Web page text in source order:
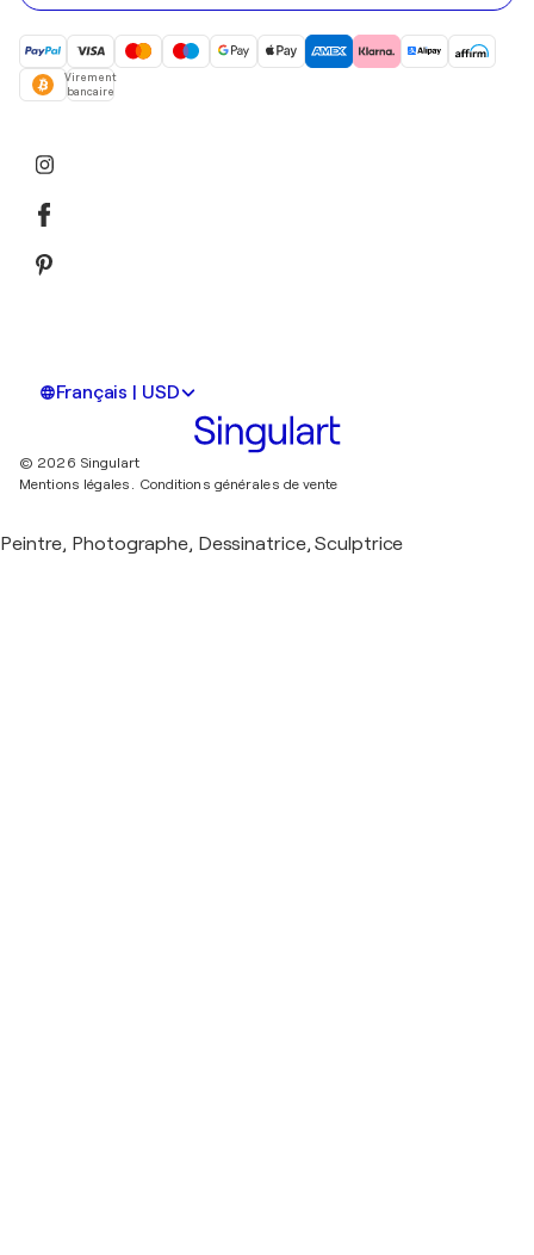
Virement
bancaire
Français | USD
© 2026 Singulart
Mentions légales.
Conditions générales de vente
Peintre, Photographe, Dessinatrice, Sculptrice